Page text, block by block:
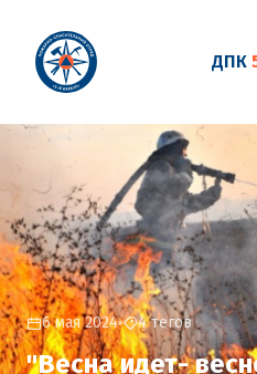
ДПК
6 мая 2024 4 тегов
"Весна идет-